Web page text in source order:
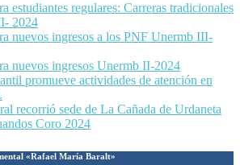
estudiantes regulares: Carreras tradicionales
2024
nuevos ingresos a los PNF Unermb III-
nuevos ingresos Unermb II-2024
promueve actividades de atención en
recorrió sede de La Cañada de Urdaneta
Coro 2024
«Rafael María Baralt»